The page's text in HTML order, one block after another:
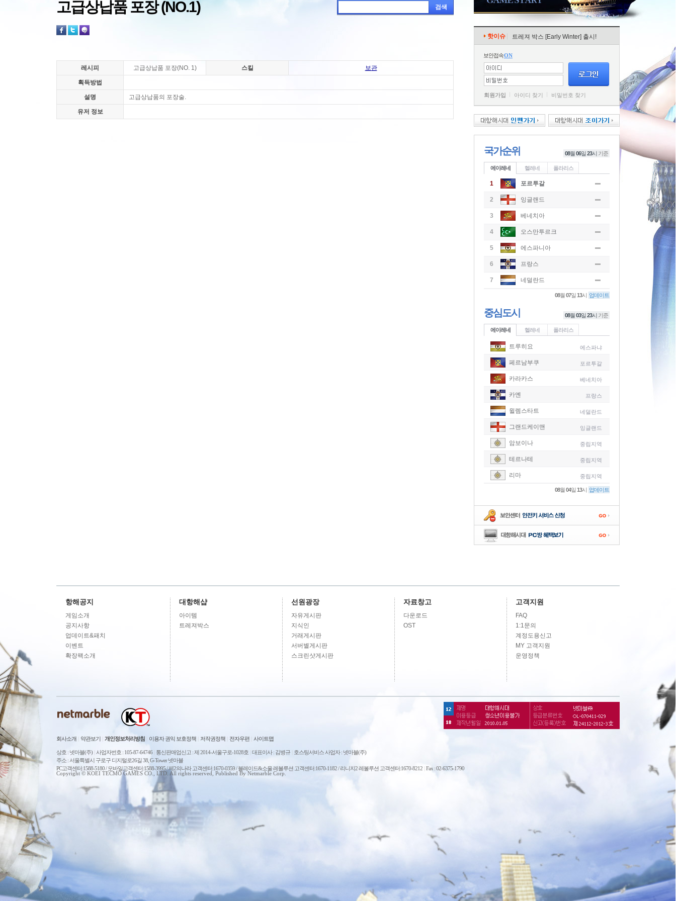
고급상납품 포장 (NO.1) 검색
레시피 고급상납품 포장(NO. 1) 스킬 보관
획득방법
설명 고급상납품의 포장술.
유저 정보
핫이슈 트레져 박스 [Early Winter] 출시!
보안접속ON
회원가입 아이디 찾기 비밀번호 찾기
국가순위 08월 06일 23시 기준
에이레네 헬레네 폴라리스
1 포르투갈
2 잉글랜드
3 베네치아
4 오스만투르크
5 에스파니아
6 프랑스
-
7 네덜란드
08월07일13시 업데이트
중심도시 08월 03일 23시 기준
에이레네 헬레네 폴라리스
트루히요 에스파냐
페르남부쿠 포르투갈
카라카스 베네치아
카옌 프랑스
윌렘스타트 네덜란드
그랜드케이맨 잉글랜드
암보이나 중립지역
테르나테 중립지역
리마 중립지역
08월04일13시 업데이트
항해공지
게임소개
공지사항
업데이트&패치
이벤트
확장팩소개
대항해샵
아이템
트레져박스
선원광장
자유게시판
지식인
거래게시판
서버별게시판
스크린샷게시판
자료창고
다운로드
OST
고객지원
FAQ
1:1문의
계정도용신고
MY 고객지원
운영정책
회사소개 약관보기 개인정보처리방침 이용자 권익 보호정책 저작권정책 전자우편 사이트맵
상호 : 넷마블(주) 사업자번호 : 105-87-64746 통신판매업신고 : 제 2014-서울구로-1028호 대표이사 : 김병규
호스팅서비스 사업자 : 넷마블(주)
주소 : 서울특별시 구로구 디지털로26길 38, G-Tower 넷마블
PC고객센터:1588-5180 / 모바일고객센터:1588-3995 / 제2의나라 고객센터:1670-0359 / 블레이드&소울 레볼루션 고객센터:1670-1182 / 리니지2 레볼루션 고객센터:1670-8212 Fax : 02-6375-1790
Copyright © KOEI TECMO GAMES CO., LTD. All rights reserved, Published By Netmarble Corp.